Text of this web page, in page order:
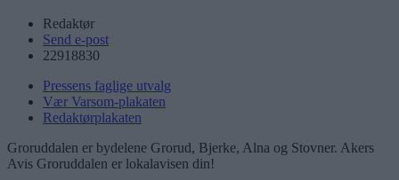
Redaktør
Send e-post
22918830
Pressens faglige utvalg
Vær Varsom-plakaten
Redaktørplakaten
Groruddalen er bydelene Grorud, Bjerke, Alna og Stovner. Akers
Avis Groruddalen er lokalavisen din!